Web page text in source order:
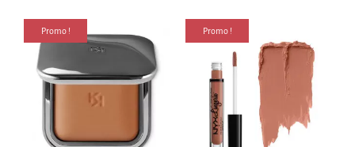
Promo ! Promo !